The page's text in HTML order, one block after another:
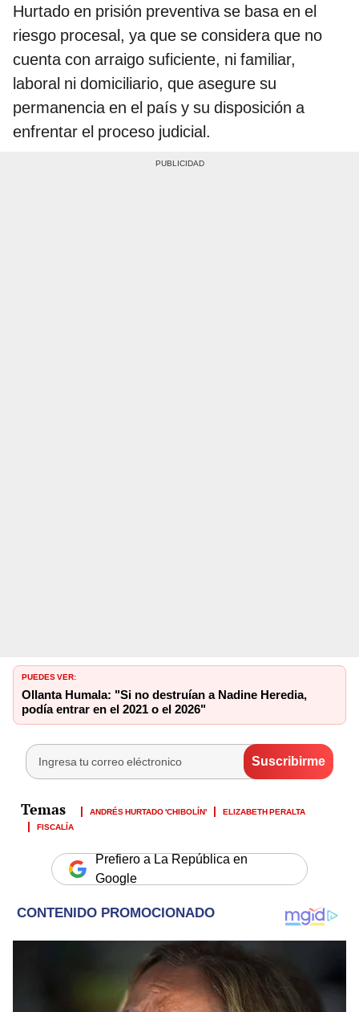
Hurtado en prisión preventiva se basa en el
riesgo procesal, ya que se considera que no
cuenta con arraigo suficiente, ni familiar,
laboral ni domiciliario, que asegure su
permanencia en el país y su disposición a
enfrentar el proceso judicial.
PUEDES VER:
Ollanta Humala: "Si no destruían a Nadine Heredia,
podía entrar en el 2021 o el 2026"
ANDRÉS HURTADO 'CHIBOLÍN'
ELIZABETH PERALTA
FISCALÍA
Prefiero a La República en
Google